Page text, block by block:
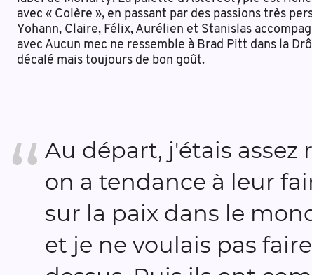
avec « Colère », en passant par des passions très
Yohann, Claire, Félix, Aurélien et Stanislas
avec Aucun mec ne ressemble à Brad Pitt dans la
décalé mais toujours de bon goût.
Au départ, j'étais assez
on a tendance à leur
sur la paix dans le
et je ne voulais pas